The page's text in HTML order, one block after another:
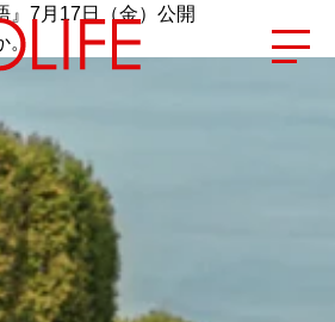
す
探す
』7月17日（金）公開
。